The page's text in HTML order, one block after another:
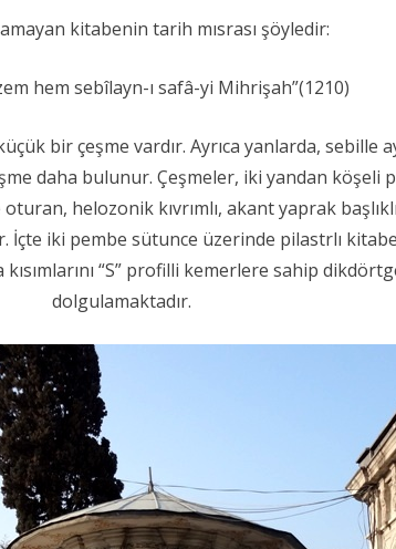
kitabenin tarih mısrası şöyledir:
hem sebîlayn-ı safâ-yi Mihrişah”(1210)
bir çeşme vardır. Ayrıca yanlarda, sebille
daha bulunur. Çeşmeler, iki yandan köşeli
helozonik kıvrımlı, akant yaprak
İçte iki pembe sütunce üzerinde pilastrlı
“S” profilli kemerlere sahip
dolgulamaktadır.